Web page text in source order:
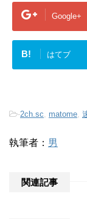
Google+
B! はてブ
-2ch.sc matome
執筆者： 男
関連記事